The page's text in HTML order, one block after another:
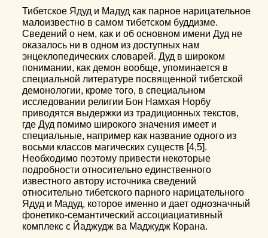
Тибетское Ядуд и Мадуд как парное нарицательное
малоизвестно в самом тибетском буддизме.
Сведений о нем, как и об основном имени Дуд не
оказалось ни в одном из доступных нам
энцеклопедических словарей. Дуд в широком
понимании, как демон вообще, упоминается в
специальной литературе посвященной тибетской
демонологии, кроме того, в специальном
исследовании религии Бон Намхая Норбу
приводятся выдержки из традиционных текстов,
где Дуд помимо широкого значения имеет и
специальные, например как название одного из
восьми классов магических существ [4,5].
Необходимо поэтому привести некоторые
подробности относительно единственного
известного автору источника сведений
относительно тибетского парного нарицательного
Ядуд и Мадуд, которое именно и дает однозначный
фонетико-семантический ассоциациативный
комплекс с Йаджудж ва Маджудж Корана.